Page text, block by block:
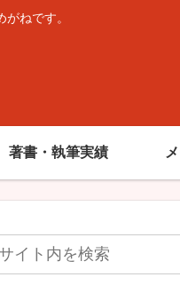
ねです。
著書・執筆実績